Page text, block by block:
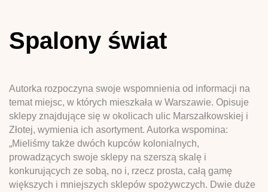
Spalony świat
Autorka rozpoczyna swoje wspomnienia od informacji na
temat miejsc, w których mieszkała w Warszawie. Opisuje
sklepy znajdujące się w okolicach ulic Marszałkowskiej i
Złotej, wymienia ich asortyment. Autorka wspomina:
„Mieliśmy także dwóch kupców kolonialnych,
prowadzących swoje sklepy na szerszą skalę i
konkurujących ze sobą, no i, rzecz prosta, całą gamę
większych i mniejszych sklepów spożywczych. Dwie duże